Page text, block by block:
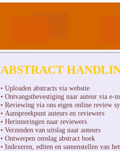
ABSTRACT
• Uploaden abstracts via website
• Ontvangstbevestiging naar auteur via e-
• Reviewing via ons eigen online review
• Aanspreekpunt auteurs en reviewers
• Herinneringen naar reviewers
• Verzenden van uitslag naar auteurs
• Ontwerpen omslag abstract boek
• Indexeren, editen en samenstellen van